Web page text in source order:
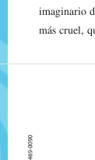
imaginario
más cruel,